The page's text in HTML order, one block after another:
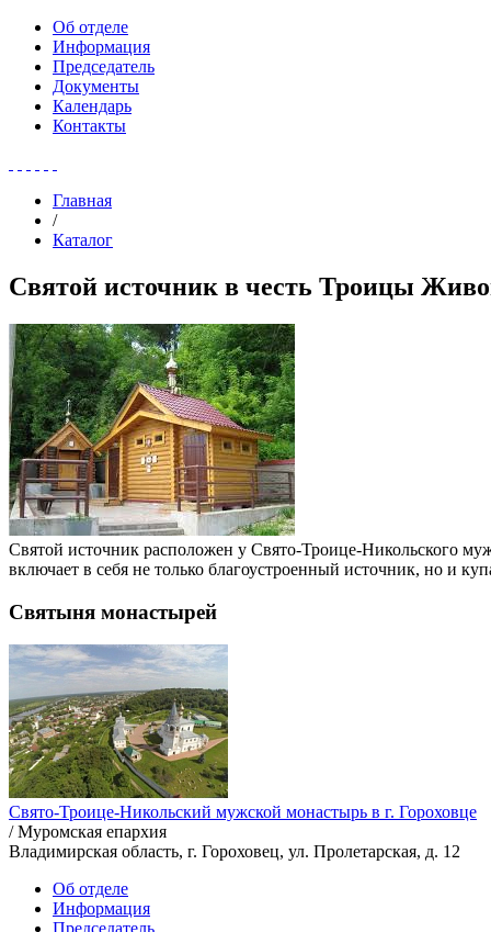
Об отделе
Информация
Председатель
Документы
Календарь
Контакты
Главная
/
Каталог
Святой источник в честь Троицы
Святой источник расположен у Свято-Троице-Никольского
включает в себя не только благоустроенный источник, но и
Святыня монастырей
Свято-Троице-Никольский мужской монастырь в г. Гороховце
/ Муромская епархия
Владимирская область, г. Гороховец, ул. Пролетарская, д. 12
Об отделе
Информация